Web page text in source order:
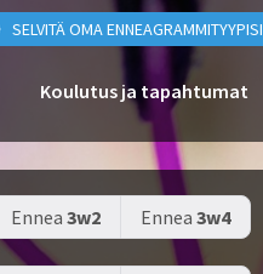
SELVITÄ OMA ENNEAGRAMMITYYPISI
Koulutus ja tapahtumat
Ennea 3w2 Ennea 3w4